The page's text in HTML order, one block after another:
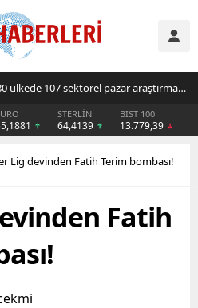
Ticaret Bakanlığı 80 ülkede 107 sektörel pazar araştırması hazırladı
STERLİN
64,4139
BIST 100
13.779,39
Lig devinden Fatih Terim bombası!
Fatih